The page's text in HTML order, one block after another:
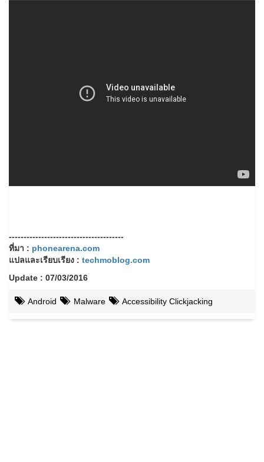
---------------------------------------
ที่มา : phonearena.com
แปลและเรียบเรียง : techmoblog.com
Update : 07/03/2016
Android Malware Accessibility Clickjacking